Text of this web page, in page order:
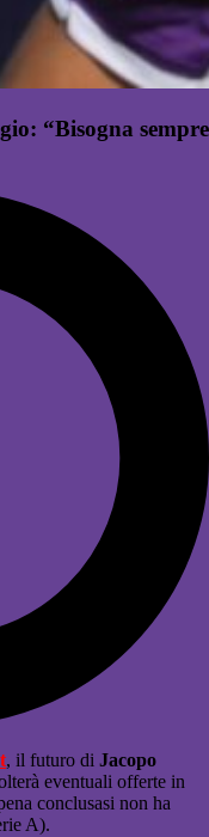
“Bisogna sempre
, il futuro di Jacopo
eventuali offerte in
conclusasi non ha
A).